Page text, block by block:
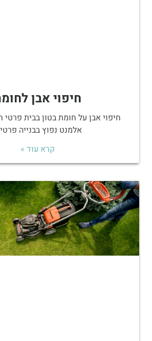
חיפוי אבן
חיפוי אבן על חומת בטון בבית פרטי
אלמנט נפוץ בבנייה
קרא עוד »